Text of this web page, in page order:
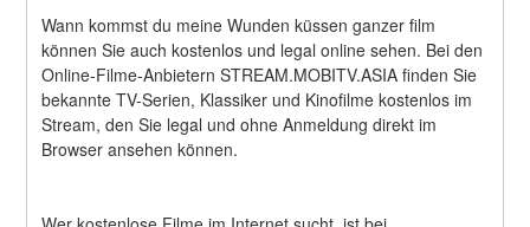
Wann kommst du meine Wunden küssen ganzer film
können Sie auch kostenlos und legal online sehen. Bei den
Online-Filme-Anbietern STREAM.MOBITV.ASIA finden Sie
bekannte TV-Serien, Klassiker und Kinofilme kostenlos im
Stream, den Sie legal und ohne Anmeldung direkt im
Browser ansehen können.